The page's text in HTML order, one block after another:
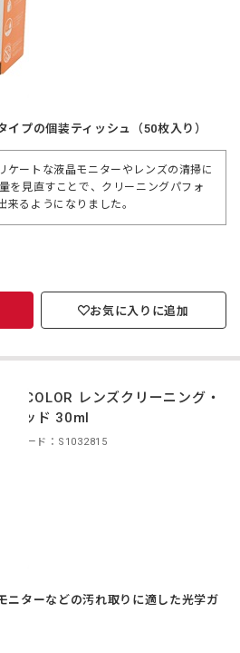
プの個装ティッシュ（50枚入り）
ケートな液晶モニターやレンズの清掃に
を見直すことで、クリーニングパフォ
来るようになりました。
お気に入りに追加
FUJICOLOR レンズクリーニング・
リキッド 30ml
商品コード：S1032815
ニターなどの汚れ取りに適した光学ガ